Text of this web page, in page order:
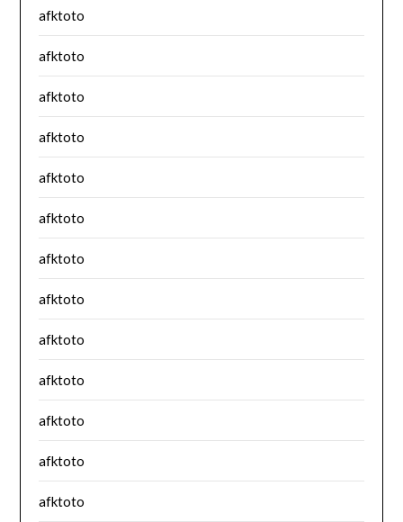
afktoto
afktoto
afktoto
afktoto
afktoto
afktoto
afktoto
afktoto
afktoto
afktoto
afktoto
afktoto
afktoto